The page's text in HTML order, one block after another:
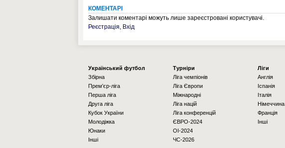
КОМЕНТАРІ
Залишати коментарі можуть лише зареєстровані користувачі.
Реєстрація, Вхід
Українcький футбол
Збірна
Прем'єр-ліга
Перша ліга
Друга ліга
Кубок України
Молодіжка
Юнаки
Інші
Турніри
Ліга чемпіонів
Ліга Європи
Міжнародні
Ліга націй
Ліга конференцій
ЄВРО-2024
OI-2024
ЧС-2026
Ліги
Англія
Іспанія
Італія
Німеччина
Франція
Інші